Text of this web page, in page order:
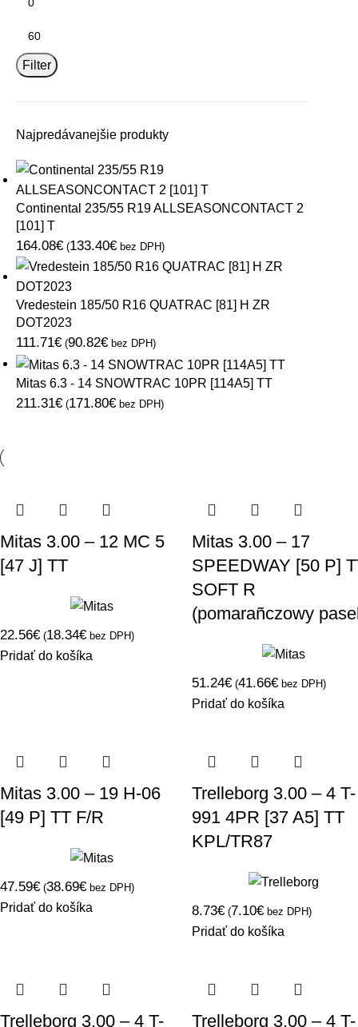
Filter
Najpredávanejšie produkty
Continental 235/55 R19 ALLSEASONCONTACT 2
[101] T
164.08€ (133.40€ bez DPH)
Vredestein 185/50 R16 QUATRAC [81] H ZR
DOT2023
111.71€ (90.82€ bez DPH)
Mitas 6.3 - 14 SNOWTRAC 10PR [114A5] TT
211.31€ (171.80€ bez DPH)
Mitas 3.00 – 12 MC 5
[47 J] TT
22.56€ (18.34€ bez DPH)
Pridať do košíka
Mitas 3.00 – 17
SPEEDWAY [50 P]
SOFT R
(pomarañczowy
51.24€ (41.66€bez DPH)
Pridať do košíka
Mitas 3.00 – 19 H-06
[49 P] TT F/R
47.59€ (38.69€ bez DPH)
Pridať do košíka
Trelleborg 3.00 – 4 T-
991 4PR [37 A5] TT
KPL/TR87
8.73€ (7.10€bez DPH)
Pridať do košíka
Trelleborg 3.00 – 4 T- Trelleborg 3.00 – 4 T-